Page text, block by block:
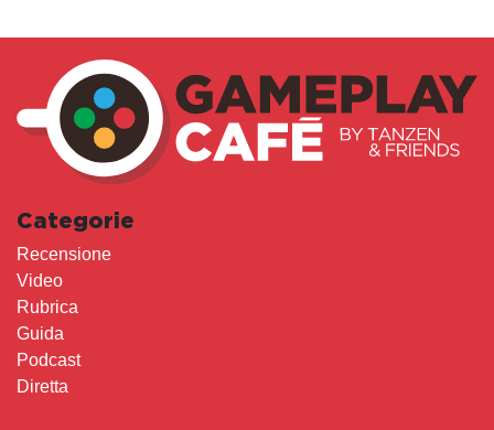
Categorie
Recensione
Video
Rubrica
Guida
Podcast
Diretta